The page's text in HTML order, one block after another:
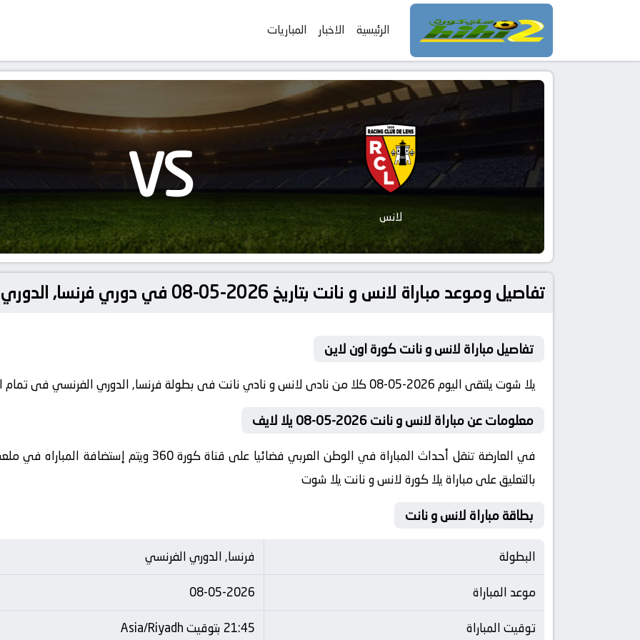
الرئيسية الاخبار المباريات
لانس VS
تفاصيل وموعد مباراة لانس و نانت بتاريخ 2026-05-08 في دوري فرنسا, الدوري الفرنسي
تفاصيل مباراة لانس و نانت كورة اون لاين
يلا شوت يلتقى اليوم 2026-05-08 كلا من نادى لانس و نادي نانت فى بطولة فرنسا, الدوري الفرنسي فى تمام الساعه 21:45 بتوقيت مصر كورة لايف
معلومات عن مباراة لانس و نانت 2026-05-08 يلا لايف
في العارضة تنقل أحداث المباراة في الوطن العربي فضائيا
بالتعليق على مباراة يلا كورة لانس و نانت يلا شوت
بطاقة مباراة لانس و نانت
البطولة
فرنسا, الدوري الفرنسي
موعد المباراة
08-05-2026
توقيت المباراة
21:45 بتوقيت Asia/Riyadh